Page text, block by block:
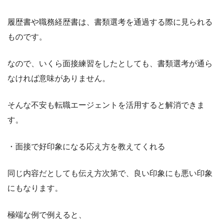
履歴書や職務経歴書は、書類選考を通過する際に見られる
ものです。
なので、いくら面接練習をしたとしても、書類選考が通ら
なければ意味がありません。
そんな不安も転職エージェントを活用すると解消できま
す。
・面接で好印象になる応え方を教えてくれる
同じ内容だとしても伝え方次第で、良い印象にも悪い印象
にもなります。
極端な例で例えると、